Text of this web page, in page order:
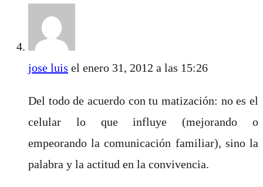
jose luis el enero 31, 2012 a las 15:26
Del todo de acuerdo con tu matización: no es el
celular lo que influye (mejorando o
empeorando la comunicación familiar), sino la
palabra y la actitud en la convivencia.